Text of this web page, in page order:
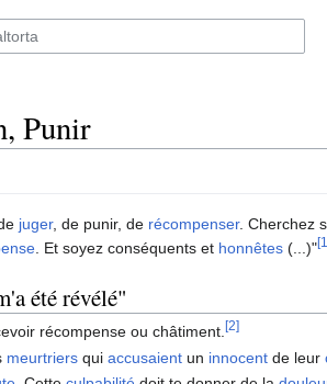
Punir
juger, de punir, de récompenser. Cherchez
. Et soyez conséquents et honnêtes (...)"
été révélé"
récompense ou châtiment.[2]
meurtriers quiaccusaient un innocent de leur